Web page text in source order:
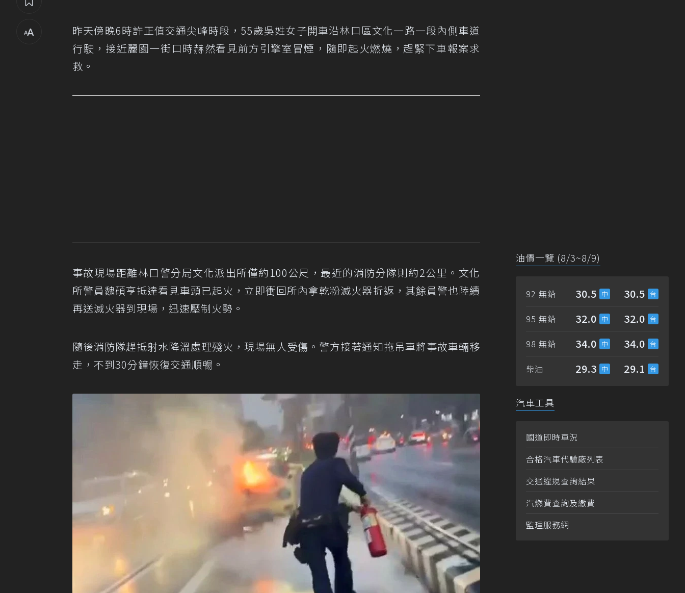
昨天傍晚6時許正值交通尖峰時段，55歲吳姓女子開車沿林口區文化一路一段內側車道
行駛，接近麗園一街口時赫然看見前方引擎室冒煙，隨即起火燃燒，趕緊下車報案求
救。
事故現場距離林口警分局文化派出所僅約100公尺，最近的消防分隊則約2公里。文化
所警員魏碩亨抵達看見車頭已起火，立即衝回所內拿乾粉滅火器折返，其餘員警也陸續
再送滅火器到現場，迅速壓制火勢。
隨後消防隊趕抵射水降溫處理殘火，現場無人受傷。警方接著通知拖吊車將事故車輛移
走，不到30分鐘恢復交通順暢。
油價一覽 (8/3~8/9)
92 無鉛 30.5 30.5
95 無鉛 32.0 32.0
98 無鉛 34.0 34.0
柴油 29.3 29.1
汽車工具
國道即時車況
合格汽車代驗廠列表
交通違規查詢結果
汽燃費查詢及繳費
監理服務網